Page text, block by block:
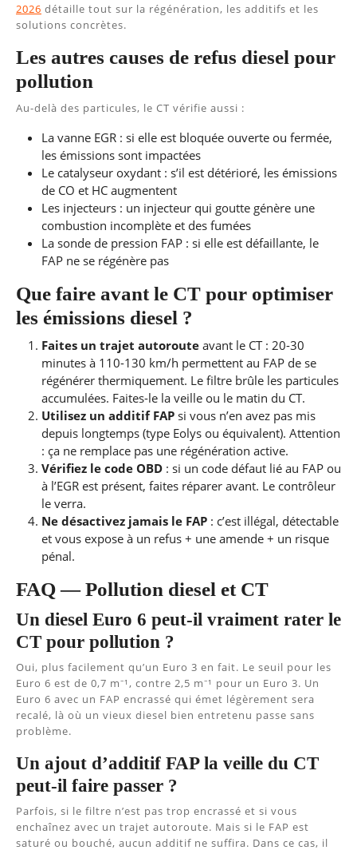
2026 détaille tout sur la régénération, les additifs et les
solutions concrètes.
Les autres causes de refus diesel pour
pollution
Au-delà des particules, le CT vérifie aussi :
La vanne EGR : si elle est bloquée ouverte ou fermée,
les émissions sont impactées
Le catalyseur oxydant : s’il est détérioré, les émissions
de CO et HC augmentent
Les injecteurs : un injecteur qui goutte génère une
combustion incomplète et des fumées
La sonde de pression FAP : si elle est défaillante, le
FAP ne se régénère pas
Que faire avant le CT pour optimiser
les émissions diesel ?
Faites un trajet autoroute avant le CT : 20-30
minutes à 110-130 km/h permettent au FAP de se
régénérer thermiquement. Le filtre brûle les particules
accumulées. Faites-le la veille ou le matin du CT.
Utilisez un additif FAP si vous n’en avez pas mis
depuis longtemps (type Eolys ou équivalent). Attention
: ça ne remplace pas une régénération active.
Vérifiez le code OBD : si un code défaut lié au FAP ou
à l’EGR est présent, faites réparer avant. Le contrôleur
le verra.
Ne désactivez jamais le FAP : c’est illégal, détectable
et vous expose à un refus + une amende + un risque
pénal.
FAQ — Pollution diesel et CT
Un diesel Euro 6 peut-il vraiment rater le
CT pour pollution ?
Oui, plus facilement qu’un Euro 3 en fait. Le seuil pour les
Euro 6 est de 0,7 m⁻¹, contre 2,5 m⁻¹ pour un Euro 3. Un
Euro 6 avec un FAP encrassé qui émet légèrement sera
recalé, là où un vieux diesel bien entretenu passe sans
problème.
Un ajout d’additif FAP la veille du CT
peut-il faire passer ?
Parfois, si le filtre n’est pas trop encrassé et si vous
enchaînez avec un trajet autoroute. Mais si le FAP est
saturé ou bouché, aucun additif ne suffira. Dans ce cas, il